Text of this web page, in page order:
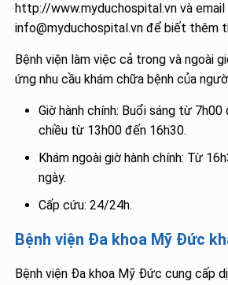
http://www.myduchospital.vn và email
info@myduchospital.vn để biết thêm
Bệnh viện làm việc cả trong và ngoài
ứng nhu cầu khám chữa bệnh của
Giờ hành chính: Buổi sáng từ
chiều từ 13h00 đến 16h30.
Khám ngoài giờ hành chính: Từ
ngày.
Cấp cứu: 24/24h.
Bệnh viện Đa khoa Mỹ Đức
Bệnh viện Đa khoa Mỹ Đức cung cấp